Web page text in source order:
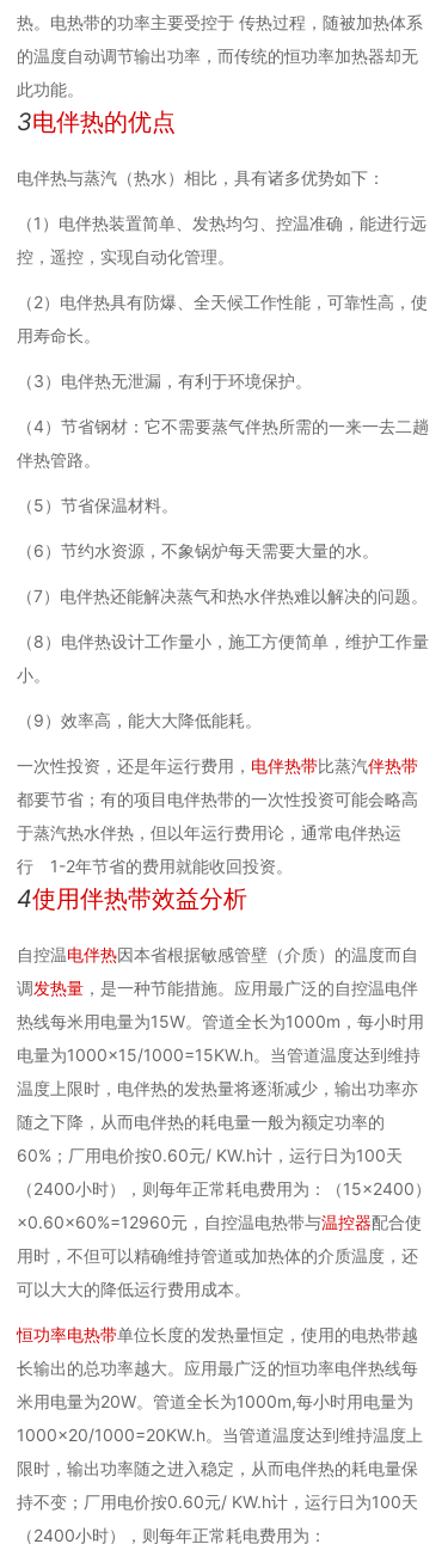
热。电热带的功率主要受控于 传热过程，随被加热体系
的温度自动调节输出功率，而传统的恒功率加热器却无
此功能。
3电伴热的优点
电伴热与蒸汽（热水）相比，具有诸多优势如下：
（1）电伴热装置简单、发热均匀、控温准确，能进行远
控，遥控，实现自动化管理。
（2）电伴热具有防爆、全天候工作性能，可靠性高，使
用寿命长。
（3）电伴热无泄漏，有利于环境保护。
（4）节省钢材：它不需要蒸气伴热所需的一来一去二趟
伴热管路。
（5）节省保温材料。
（6）节约水资源，不象锅炉每天需要大量的水。
（7）电伴热还能解决蒸气和热水伴热难以解决的问题。
（8）电伴热设计工作量小，施工方便简单，维护工作量
小。
（9）效率高，能大大降低能耗。
一次性投资，还是年运行费用， 电伴热带比蒸汽伴热带
都要节省；有的项目电伴热带的一次性投资可能会略高
于蒸汽热水伴热，但以年运行费用论，通常电伴热运
行 1-2年节省的费用就能收回投资。
4使用伴热带效益分析
自控温电伴热因本省根据敏感管壁（介质）的温度而自
调发热量 ，是一种节能措施。应用最广泛的自控温电伴
热线每米用电量为15W。管道全长为1000m，每小时用
电量为1000×15/1000=15KW.h。当管道温度达到维持
温度上限时，电伴热的发热量将逐渐减少，输出功率亦
随之下降，从而电伴热的耗电量一般为额定功率的
60%；厂用电价按0.60元/ KW.h计，运行日为100天
（2400小时），则每年正常耗电费用为：（15×2400）
×0.60×60%=12960元，自控温电热带与温控器配合使
用时，不但可以精确维持管道或加热体的介质温度，还
可以大大的降低运行费用成本。
恒功率电热带单位长度的发热量恒定，使用的电热带越
长输出的总功率越大。应用最广泛的恒功率电伴热线每
米用电量为20W。管道全长为1000m,每小时用电量为
1000×20/1000=20KW.h。当管道温度达到维持温度上
限时，输出功率随之进入稳定，从而电伴热的耗电量保
持不变；厂用电价按0.60元/ KW.h计，运行日为100天
（2400小时），则每年正常耗电费用为：